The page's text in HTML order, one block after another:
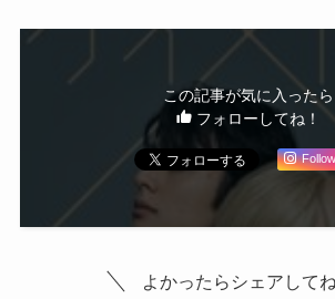
この記事が気に入ったら
フォローしてね！
よかったらシェアしてね